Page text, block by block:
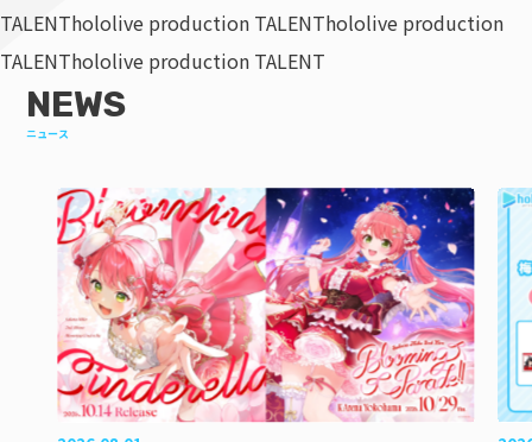
TALENThololive production TALENThololive production
TALENThololive production TALENT
NEWS
ニュース